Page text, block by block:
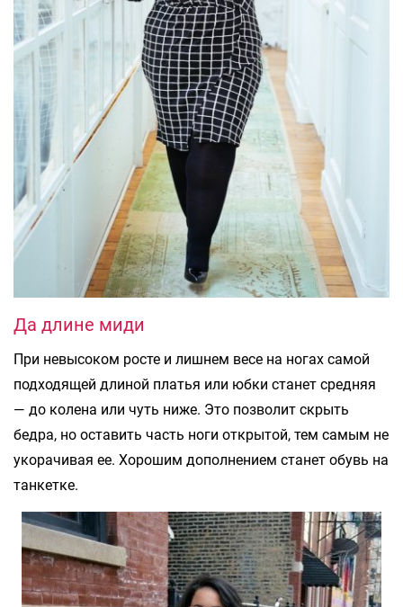
Да длине миди
При невысоком росте и лишнем весе на ногах самой
подходящей длиной платья или юбки станет средняя
— до колена или чуть ниже. Это позволит скрыть
бедра, но оставить часть ноги открытой, тем самым не
укорачивая ее. Хорошим дополнением станет обувь на
танкетке.